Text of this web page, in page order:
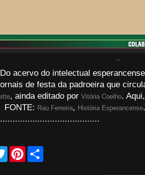
Do acervo do intelectual esperancense
de festa da padroeira que
, ainda editado por Vitória Coelho.
FONTE: Rau Ferreira, História Esperancense
T
w
P